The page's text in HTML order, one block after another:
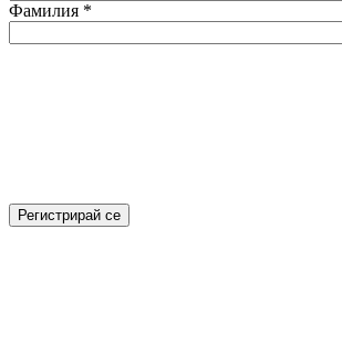
Фамилия *